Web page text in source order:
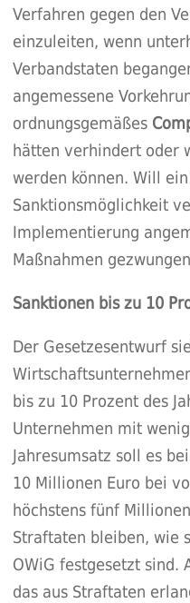
Verfahren gegen den
einzuleiten, wenn
Verbandstaten
angemessene
ordnungsgemäßes
hätten verhindert oder
werden können. Will
Sanktionsmöglichkeit
Implementierung
Maßnahmen
Sanktionen bis zu 10
Der Gesetzesentwurf
bis zu 10 Prozent des
Unternehmen mit
Jahresumsatz soll es
10 Millionen Euro bei
höchstens fünf
Straftaten bleiben, wie
OWiG festgesetzt sind.
das aus Straftaten